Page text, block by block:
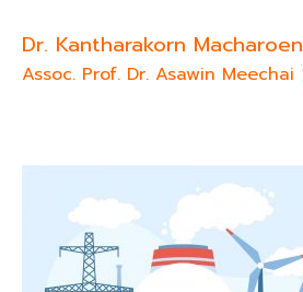
Dr. Kantharakorn Macharoen
Assoc. Prof. Dr. Asawin Meechai